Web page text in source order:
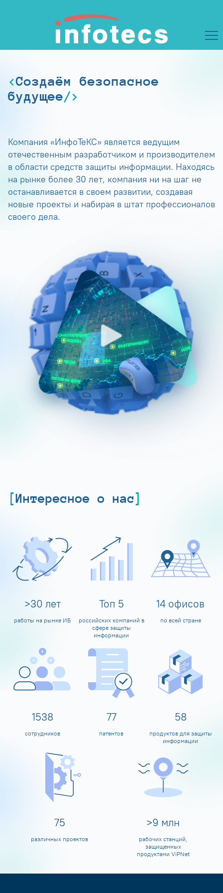
Создаём безопасное
будущее
Компания «ИнфоТеКС» является ведущим
отечественным разработчиком и производителем
в области средств защиты информации. Находясь
на рынке более 30 лет, компания ни на шаг не
останавливается в своем развитии, создавая
новые проекты и набирая в штат профессионалов
своего дела.
Интересное о нас
>30 лет
работы на рынке ИБ
Топ 5
российских компаний в
сфере защиты
информации
14 офисов
по всей стране
1600
сотрудников
80
патентов
60
продуктов для защиты
информации
80
различных проектов
>10 млн
рабочих станций,
защищенных
продуктами ViPNet